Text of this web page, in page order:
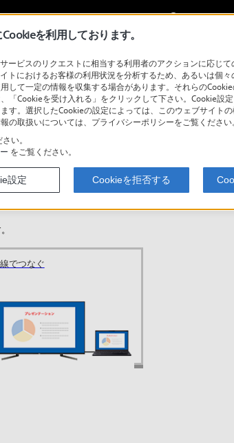
X95L/X90LX85L/X83L/X81L/X80L/
でつなぐ
を利用しております。
ービスのリクエストに相当する利用者のアクションに応じ
トにおけるお客様の利用状況を分析するため、あるいは個
して一定の情報を収集する場合があります。それらの
「Cookieを受け入れる」をクリックして下さい。Cookie設
す。選択したCookieの設定によっては、このウェブサイト
取扱いについては、プライバシーポリシーをご覧ください。
い。
をご覧ください。
設定 Cookieを拒否する